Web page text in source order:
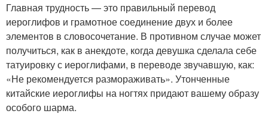
Главная трудность — это правильный перевод
иероглифов и грамотное соединение двух и более
элементов в словосочетание. В противном случае может
получиться, как в анекдоте, когда девушка сделала себе
татуировку с иероглифами, в переводе звучавшую, как:
«Не рекомендуется размораживать». Утонченные
китайские иероглифы на ногтях придают вашему образу
особого шарма.